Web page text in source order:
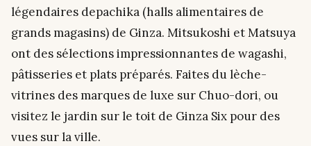
légendaires depachika (halls alimentaires de
grands magasins) de Ginza. Mitsukoshi et Matsuya
ont des sélections impressionnantes de wagashi,
pâtisseries et plats préparés. Faites du lèche-
vitrines des marques de luxe sur Chuo-dori, ou
visitez le jardin sur le toit de Ginza Six pour des
vues sur la ville.